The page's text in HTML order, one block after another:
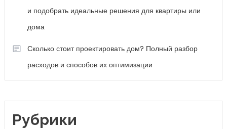
и подобрать идеальные решения для квартиры или
дома
Сколько стоит проектировать дом? Полный разбор
расходов и способов их оптимизации
Рубрики